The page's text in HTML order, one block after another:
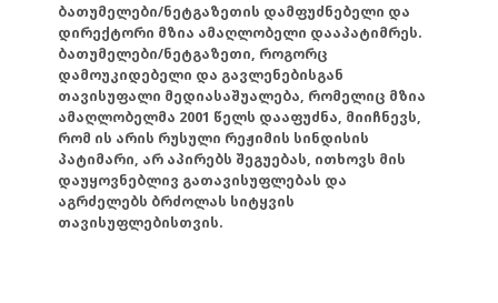
ბათუმელები/ნეტგაზეთის დამფუძნებელი და
დირექტორი მზია ამაღლობელი დააპატიმრეს.
ბათუმელები/ნეტგაზეთი, როგორც
დამოუკიდებელი და გავლენებისგან
თავისუფალი მედიასაშუალება, რომელიც მზია
ამაღლობელმა 2001 წელს დააფუძნა, მიიჩნევს,
რომ ის არის რუსული რეჟიმის სინდისის
პატიმარი, არ აპირებს შეგუებას, ითხოვს მის
დაუყოვნებლივ გათავისუფლებას და
აგრძელებს ბრძოლას სიტყვის
თავისუფლებისთვის.